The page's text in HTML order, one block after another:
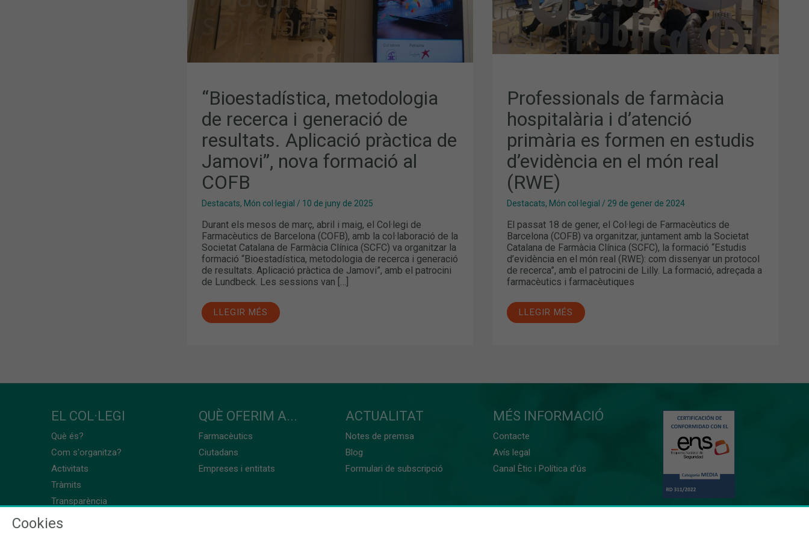
“Bioestadística, metodologia
de recerca i generació de
resultats. Aplicació pràctica de
Jamovi”, nova formació al
COFB
Destacats, Món col·legial / 10 de juny de 2025
Durant els mesos de març, abril i maig, el Col·legi de
Farmacèutics de Barcelona (COFB), amb la col·laboració de la
Societat Catalana de Farmàcia Clínica (SCFC) va organitzar la
formació “Bioestadística, metodologia de recerca i generació
de resultats. Aplicació pràctica de Jamovi”, amb el patrocini
de Lundbeck. Les sessions van […]
JAMOVI”,
NOVA
FORMACIÓ
AL
COFB
LLEGIR MÉS
Professionals de farmàcia
hospitalària i d’atenció
primària es formen en estudis
d’evidència en el món real
(RWE)
Destacats, Món col·legial / 29 de gener de 2024
El passat 18 de gener, el Col·legi de Farmacèutics de
Barcelona (COFB) va organitzar, juntament amb la Societat
Catalana de Farmàcia Clínica (SCFC), la formació “Estudis
d’evidència en el món real (RWE): com dissenyar un protocol
de recerca”, amb el patrocini de Lilly. La formació, adreçada a
farmacèutics i farmacèutiques
D’EVIDÈNCIA
EL
MÓN
REAL
(RWE)
LLEGIR MÉS
EL COL·LEGI
Què és?
Com s'organitza?
Activitats
Tràmits
Transparència
QUÈ OFERIM A...
Farmacèutics
Ciutadans
Empreses i entitats
ACTUALITAT
Notes de premsa
Blog
Formulari de subscripció
MÉS INFORMACIÓ
Contacte
Avís legal
Canal Ètic i Política d’ús
Cookies